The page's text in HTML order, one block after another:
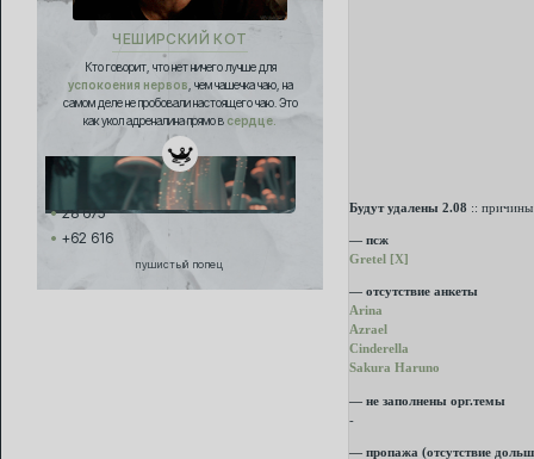
ЧЕШИРСКИЙ КОТ
Кто говорит, что нет ничего лучше для
успокоения нервов , чем чашечка чаю, на
самом деле не пробовали настоящего чаю. Это
как укол адреналина прямо в сердце.
28 675
+62 616
пушистый попец
Будут удалены 2.08 ::
— псж
Gretel [Х]
— отсутствие анкеты
Arina
Azrael
Cinderella
Sakura Haruno
— не заполнены орг.темы
-
— пропажа (отсутствие